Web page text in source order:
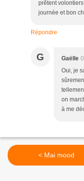
prêtent
journée et bon
Répondre
G Gaëlle
Oui, je
on
à me
< Mai mood